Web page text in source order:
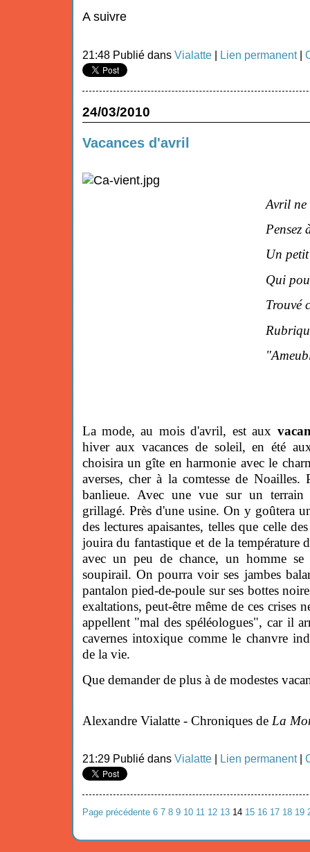
A suivre
21:48 Publié dans Vialatte| Lien permanent|
24/03/2010
Vacances d'avril
Avril ne
Pensez
Un
Qui
Trouvé
La mode, au mois d'avril, est aux
hiver aux vacances de soleil, en été
choisira un gîte en harmonie avec le
averses, cher à la comtesse de Noailles.
banlieue. Avec une vue sur un
grillagé. Près d'une usine. On y goûtera
des lectures apaisantes, telles que celle
jouira du fantastique et de la température
avec un peu de chance, un homme se
soupirail. On pourra voir ses jambes
pantalon pied-de-poule sur ses bottes
exaltations, peut-être même de ces crises
appellent "mal des spéléologues", car il
cavernes intoxique comme le chanvre
de la vie.
Que demander de plus à de modestes
Alexandre Vialatte - Chroniques de La
21:29 Publié dans Vialatte| Lien permanent|
Page précédente 6 7 8 9 10 11 12 13 14 15 16 17 18 19